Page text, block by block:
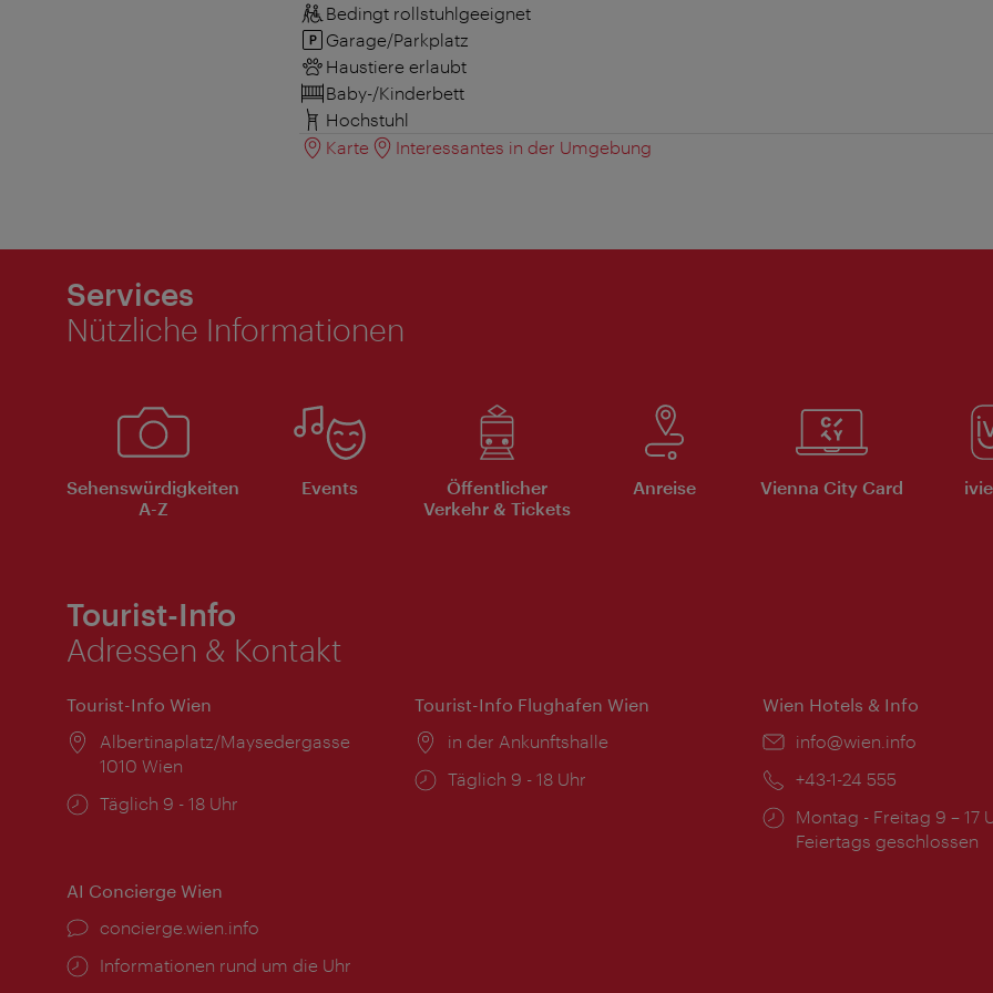
Bedingt rollstuhlgeeignet
Garage/Parkplatz
Haustiere erlaubt
Baby-/Kinderbett
Hochstuhl
Karte
Interessantes in der Umgebung
Services
Nützliche Informationen
Sehenswürdigkeiten
A-Z
Events
Öffentlicher
Verkehr & Tickets
Anreise Vienna City Card
Tourist-Info
Adressen & Kontakt
Tourist-Info Wien
Ort:
Albertinaplatz/Maysedergasse
1010 Wien
Öffnungszeiten:
Täglich 9 - 18 Uhr
Tourist-Info Flughafen Wien
Ort:
in der Ankunftshalle
Öffnungszeiten:
Täglich 9 - 18 Uhr
Wien Hotels & Info
Email:
info@wien.info
Telefon:
+43-1-24 555
Öffnungszeiten:
Montag - Freitag 9 – 17
Feiertags geschlossen
AI Concierge Wien
Ort:
concierge.wien.info
Öffnungszeiten:
Informationen rund um die Uhr